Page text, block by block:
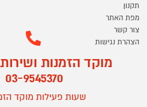
תקנון
מפת האתר
צור קשר
הצהרת נגישות
מוקד הזמנות
03-9545370
שעות פעילות מוקד